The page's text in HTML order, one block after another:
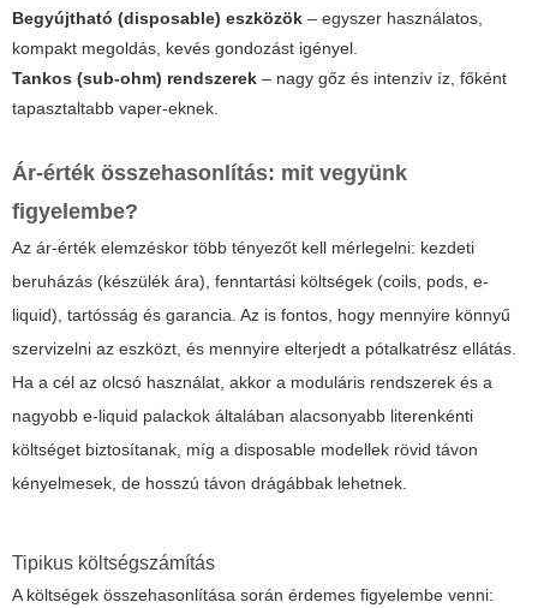
Begyújtható (disposable) eszközök – egyszer használatos,
kompakt megoldás, kevés gondozást igényel.
Tankos (sub-ohm) rendszerek – nagy gőz és intenzív íz, főként
tapasztaltabb vaper-eknek.
Ár-érték összehasonlítás: mit vegyünk
figyelembe?
Az ár-érték elemzéskor több tényezőt kell mérlegelni: kezdeti
beruházás (készülék ára), fenntartási költségek (coils, pods, e-
liquid), tartósság és garancia. Az is fontos, hogy mennyire könnyű
szervizelni az eszközt, és mennyire elterjedt a pótalkatrész ellátás.
Ha a cél az olcsó használat, akkor a moduláris rendszerek és a
nagyobb e-liquid palackok általában alacsonyabb literenkénti
költséget biztosítanak, míg a disposable modellek rövid távon
kényelmesek, de hosszú távon drágábbak lehetnek.
Tipikus költségszámítás
A költségek összehasonlítása során érdemes figyelembe venni: